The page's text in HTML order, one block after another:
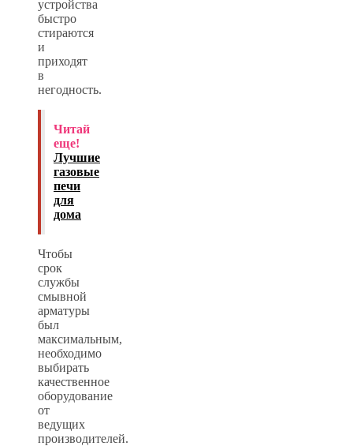
устройства
быстро
стираются
и
приходят
в
негодность.
Читай
еще!
Лучшие
газовые
печи
для
дома
Чтобы
срок
службы
смывной
арматуры
был
максимальным,
необходимо
выбирать
качественное
оборудование
от
ведущих
производителей.